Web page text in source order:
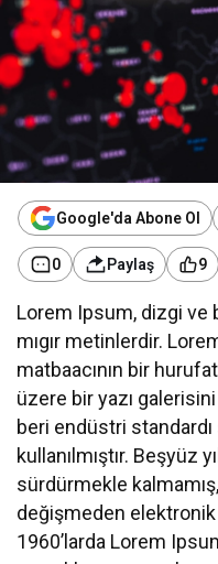
Google'da Abone Ol
0 Paylaş 9
Lorem Ipsum, dizgi ve
mıgır metinlerdir.
matbaacının bir
üzere bir yazı galerisini
beri endüstri
kullanılmıştır. Beşyüz
sürdürmekle
değişmeden elektronik
1960’larda Lorem